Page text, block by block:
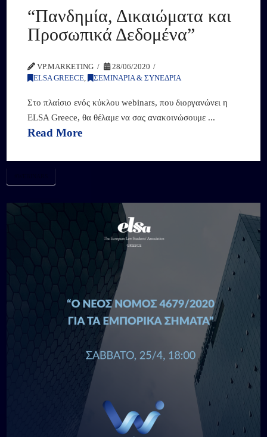
“Πανδημία, Δικαιώματα και
Προσωπικά Δεδομένα”
VP.MARKETING
28/06/2020
ELSA GREECE, ΣΕΜΙΝΑΡΙΑ & ΣΥΝΕΔΡΙΑ
Στο πλαίσιο ενός κύκλου webinars, που διοργανώνει η
ELSA Greece, θα θέλαμε να σας ανακοινώσουμε ...
Read More